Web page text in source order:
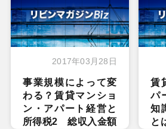
2017年03月28日
事業規模によって変
わる？賃貸マンショ
ン・アパート経営と
所得税2 総収入金額
賃
パ
知
と